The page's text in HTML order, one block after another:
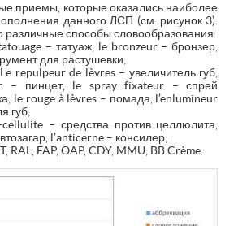
приемы, которые оказались наиболее
данного ЛСП (см. рисунок 3).
различные способы словообразования:
– татуаж, le bronzeur – бронзер,
для растушевки;
repulpeur de lèvres – увеличитель губ,
– пинцет, le spray fixateur – спрей
le rouge à lèvres – помада, l’enlumineur
губ;
cellulite – средства против целлюлита,
l’anticerne – консилер;
RAL, FAP, OAP, CDY, MMU, BB Crème.